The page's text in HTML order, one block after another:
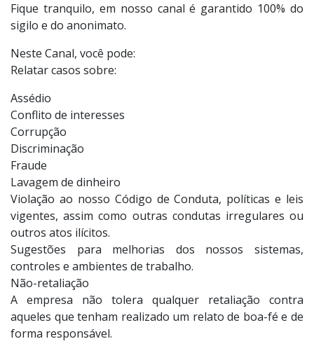
Fique tranquilo, em nosso canal é garantido 100% do
sigilo e do anonimato.
Neste Canal, você pode:
Relatar casos sobre:
Assédio
Conflito de interesses
Corrupção
Discriminação
Fraude
Lavagem de dinheiro
Violação ao nosso Código de Conduta, políticas e leis
vigentes, assim como outras condutas irregulares ou
outros atos ilícitos.
Sugestões para melhorias dos nossos sistemas,
controles e ambientes de trabalho.
Não-retaliação
A empresa não tolera qualquer retaliação contra
aqueles que tenham realizado um relato de boa-fé e de
forma responsável.